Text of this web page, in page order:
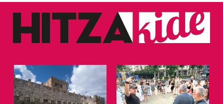
zerbitzuak hobetzeko asmoz, cookie teknologiaz
baliatzen gara. Ohar hau onartuz gero, teknologia hori
erabiltzeko baimen esplizitua ematen diguzu.Gehiago